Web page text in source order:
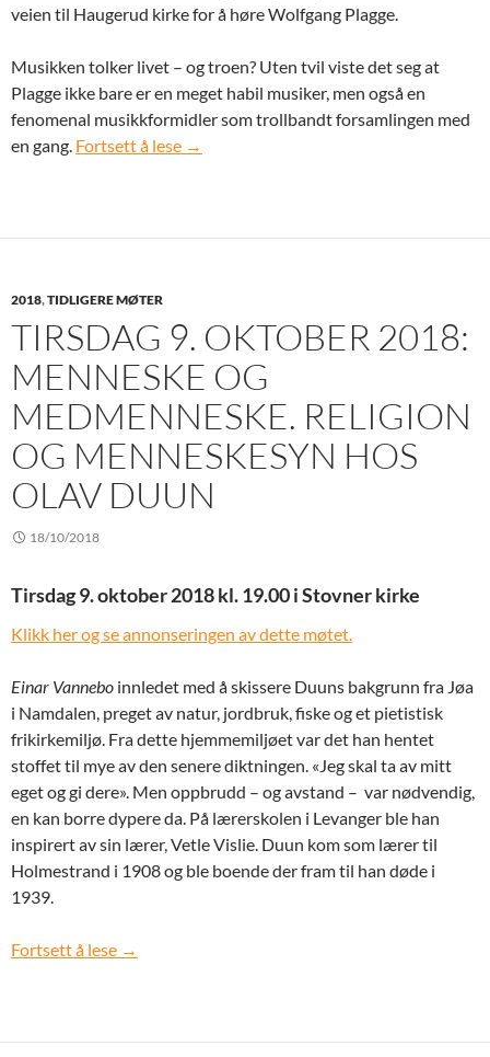
veien til Haugerud kirke for å høre Wolfgang Plagge.
Musikken tolker livet – og troen? Uten tvil viste det seg at
Plagge ikke bare er en meget habil musiker, men også en
fenomenal musikkformidler som trollbandt forsamlingen med
en gang. Fortsett å lese Tirsdag 13. november 2018: Musikken
→
2018,TIDLIGERE MØTER
TIRSDAG 9. OKTOBER 2018:
MENNESKE OG
MEDMENNESKE. RELIGION
OG MENNESKESYN HOS
OLAV DUUN
18/10/2018
Tirsdag 9. oktober 2018 kl. 19.00 i Stovner kirke
Klikk her og se annonseringen av dette møtet.
Einar Vannebo innledet med å skissere Duuns bakgrunn fra Jøa
i Namdalen, preget av natur, jordbruk, fiske og et pietistisk
frikirkemiljø. Fra dette hjemmemiljøet var det han hentet
stoffet til mye av den senere diktningen. «Jeg skal ta av mitt
eget og gi dere». Men oppbrudd – og avstand – var nødvendig,
en kan borre dypere da. På lærerskolen i Levanger ble han
inspirert av sin lærer, Vetle Vislie. Duun kom som lærer til
Holmestrand i 1908 og ble boende der fram til han døde i
1939.
Fortsett å lese Tirsdag 9. oktober 2018: Menneske og
→